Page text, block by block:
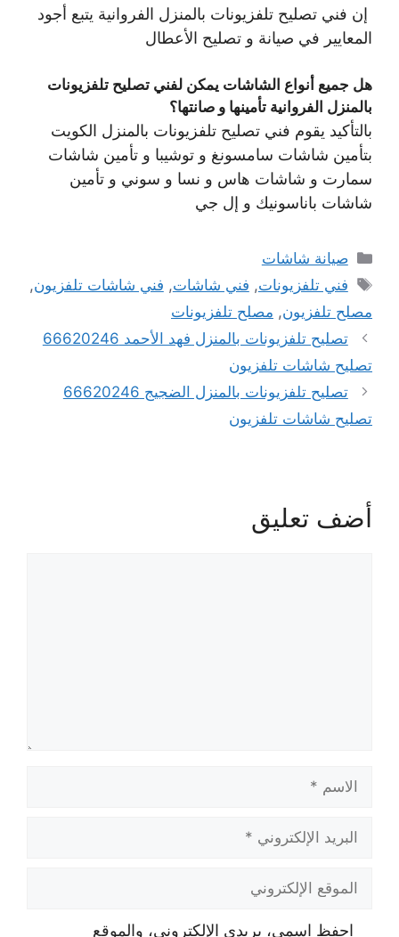
إن فني تصليح تلفزيونات بالمنزل الفروانية يتبع أجود
المعايير في صيانة و تصليح الأعطال
هل جميع أنواع الشاشات يمكن لفني تصليح تلفزيونات
بالمنزل الفروانية تأمينها و صانتها؟
بالتأكيد يقوم فني تصليح تلفزيونات بالمنزل الكويت
بتأمين شاشات سامسونغ و توشيبا و تأمين شاشات
سمارت و شاشات هاس و نسا و سوني و تأمين
شاشات باناسونيك و إل جي
التصنيفات
صيانة شاشات
الوسوم
فني تلفزيونات, فني شاشات, فني شاشات تلفزيون,
مصلح تلفزيون, مصلح تلفزيونات
تصليح تلفزيونات بالمنزل فهد الأحمد 66620246
تصليح شاشات تلفزيون
تصليح تلفزيونات بالمنزل الضجيج 66620246
تصليح شاشات تلفزيون
أضف تعليق
الإلكتروني
الإلكتروني
احفظ اسمي، بريدي الإلكتروني، والموقع